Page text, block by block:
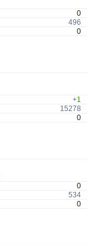
0
496
0
+1
15278
0
0
534
0